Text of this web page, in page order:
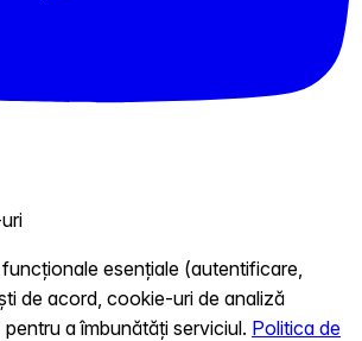
esențiale (autentificare,
de acord, cookie-uri de analiză
a îmbunătăți serviciul. Politica de